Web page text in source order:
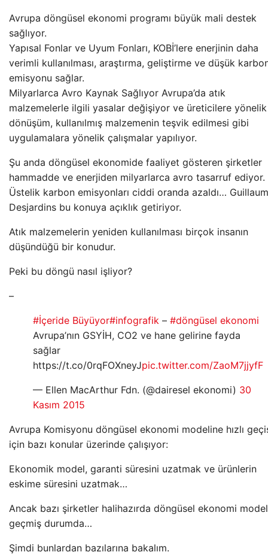
Avrupa döngüsel ekonomi programı büyük mali destek
sağlıyor.
Yapısal Fonlar ve Uyum Fonları, KOBİ’lere enerjinin daha
verimli kullanılması, araştırma, geliştirme ve düşük
emisyonu sağlar.
Milyarlarca Avro Kaynak Sağlıyor Avrupa’da atık
malzemelerle ilgili yasalar değişiyor ve üreticilere
dönüşüm, kullanılmış malzemenin teşvik edilmesi gibi
uygulamalara yönelik çalışmalar yapılıyor.
Şu anda döngüsel ekonomide faaliyet gösteren şirketler
hammadde ve enerjiden milyarlarca avro tasarruf ediyor.
Üstelik karbon emisyonları ciddi oranda azaldı…
Desjardins bu konuya açıklık getiriyor.
Atık malzemelerin yeniden kullanılması birçok insanın
düşündüğü bir konudur.
Peki bu döngü nasıl işliyor?
–
#İçeride Büyüyor#infografik – #döngüsel ekonomi
Avrupa’nın GSYİH, CO2 ve hane gelirine fayda
sağlar
https://t.co/0rqFOXneyJpic.twitter.com/ZaoM7jjyfF
— Ellen MacArthur Fdn. (@dairesel ekonomi) 30
Kasım 2015
Avrupa Komisyonu döngüsel ekonomi modeline hızlı
için bazı konular üzerinde çalışıyor:
Ekonomik model, garanti süresini uzatmak ve ürünlerin
eskime süresini uzatmak…
Ancak bazı şirketler halihazırda döngüsel ekonomi
geçmiş durumda…
Şimdi bunlardan bazılarına bakalım.